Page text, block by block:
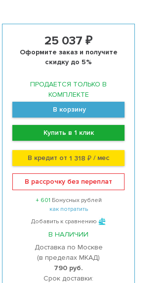
25 037 ₽
Оформите заказ и получите
скидку до 5%
ПРОДАЕТСЯ ТОЛЬКО В
КОМПЛЕКТЕ
В корзину
Купить в 1 клик
В кредит от1 318 ₽ / мес
В рассрочку без переплат
+ 601 Бонусных рублей
как потратить
Добавить к сравнению
В НАЛИЧИИ
Доставка по Москве
(в пределах МКАД)
790 руб.
Срок доставки: